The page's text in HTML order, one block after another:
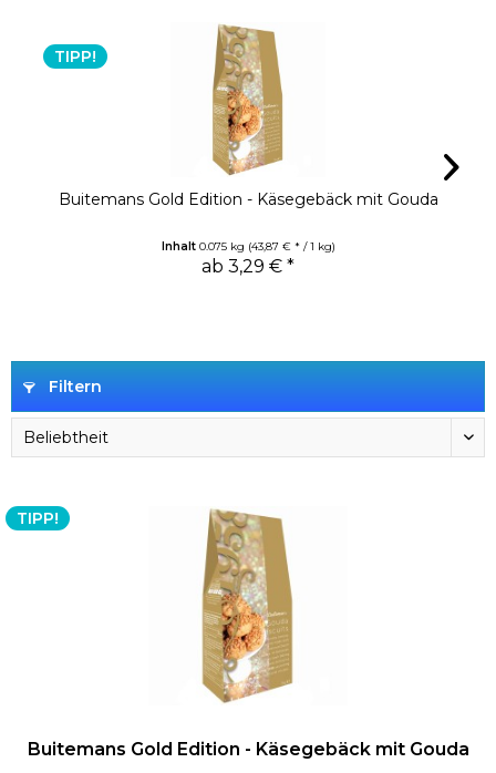
TIPP!
Buitemans Gold Edition - Käsegebäck mit Gouda
Inhalt 0.075 kg (43,87 € * / 1 kg)
ab 3,29 € *
Filtern
TIPP!
Buitemans Gold Edition - Käsegebäck mit Gouda